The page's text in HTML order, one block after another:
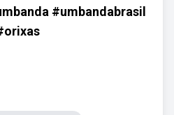
#umbandabrasil